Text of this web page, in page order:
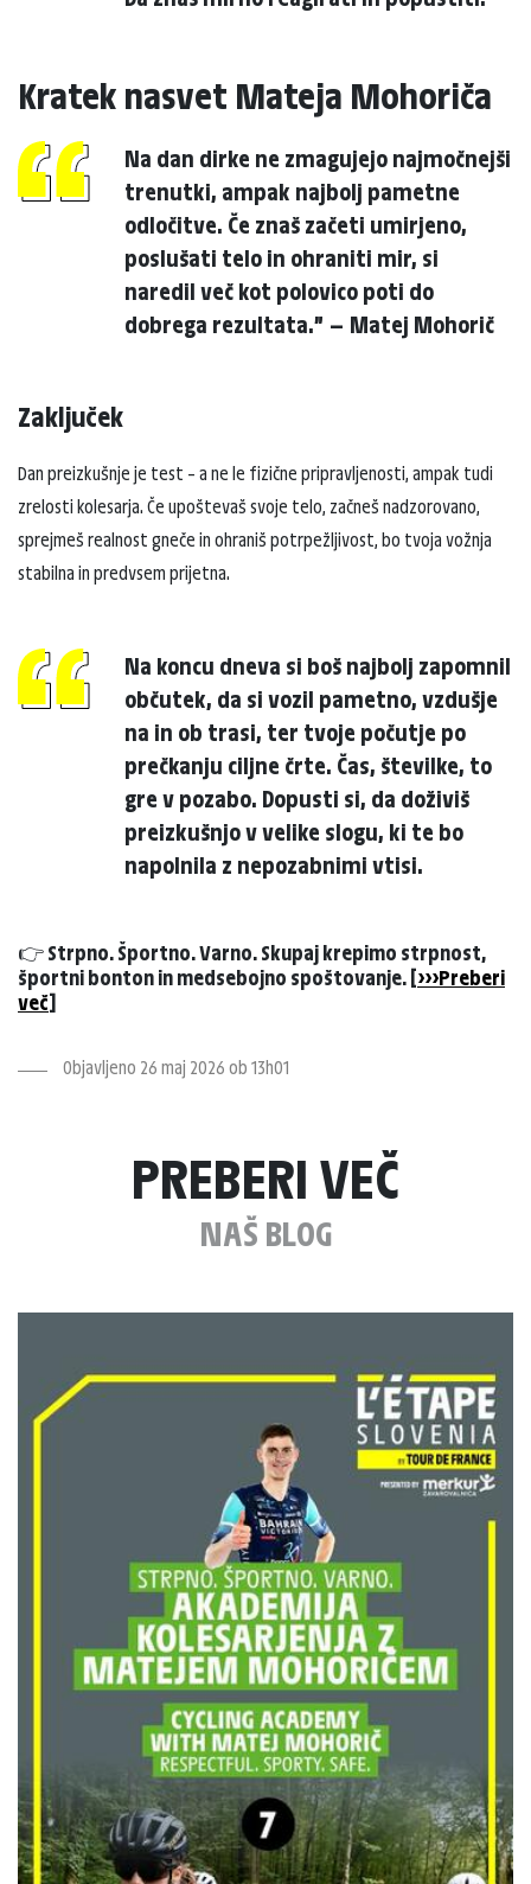
Kratek nasvet Mateja Mohoriča
Na dan dirke ne zmagujejo najmočnejši
trenutki, ampak najbolj pametne
odločitve. Če znaš začeti umirjeno,
poslušati telo in ohraniti mir, si
naredil več kot polovico poti do
dobrega rezultata.” — Matej Mohorič
Zaključek
Dan preizkušnje je test – a ne le fizične pripravljenosti, ampak tudi
zrelosti kolesarja. Če upoštevaš svoje telo, začneš nadzorovano,
sprejmeš realnost gneče in ohraniš potrpežljivost, bo tvoja vožnja
stabilna in predvsem prijetna.
Na koncu dneva si boš najbolj zapomnil
občutek, da si vozil pametno, vzdušje
na in ob trasi, ter tvoje počutje po
prečkanju ciljne črte. Čas, številke, to
gre v pozabo. Dopusti si, da doživiš
preizkušnjo v velike slogu, ki te bo
napolnila z nepozabnimi vtisi.
👉 Strpno. Športno. Varno. Skupaj krepimo strpnost,
športni bonton in medsebojno spoštovanje. [>>>Preberi
več]
Objavljeno 26 maj 2026 ob 13h01
PREBERI VEČ
NAŠ BLOG